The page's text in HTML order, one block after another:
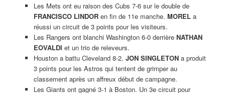
Les Mets ont eu raison des Cubs 7-6 sur le double de
FRANCISCO LINDORen fin de 11e manche. MORELa
réussi un circuit de 3 points pour les visiteurs.
Les Rangers ont blanchi Washington 6-0 derrière NATHAN
EOVALDI et un trio de releveurs.
Houston a battu Cleveland 8-2. JON SINGLETONa produit
3 points pour les Astros qui tentent de grimper au
classement après un affreux début de campagne.
Les Giants ont gagné 3-1 à Boston. Un 3e circuit pour